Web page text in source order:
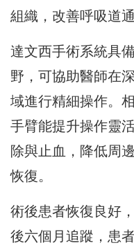
組織，改善呼吸道通
達文西手術系統具
野，可協助醫師在
域進行精細操作。
手臂能提升操作靈
除與止血，降低周
恢復。
術後患者恢復良好
後六個月追蹤，患